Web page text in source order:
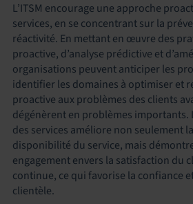
L’ITSM encourage une approche
services, en se concentrant sur la
réactivité. En mettant en œuvre des
proactive, d’analyse prédictive et
organisations peuvent anticiper les
identifier les domaines à optimiser et
proactive aux problèmes des clients
dégénèrent en problèmes importants.
des services améliore non seulement
disponibilité du service, mais
engagement envers la satisfaction du
continue, ce qui favorise la confiance
clientèle.